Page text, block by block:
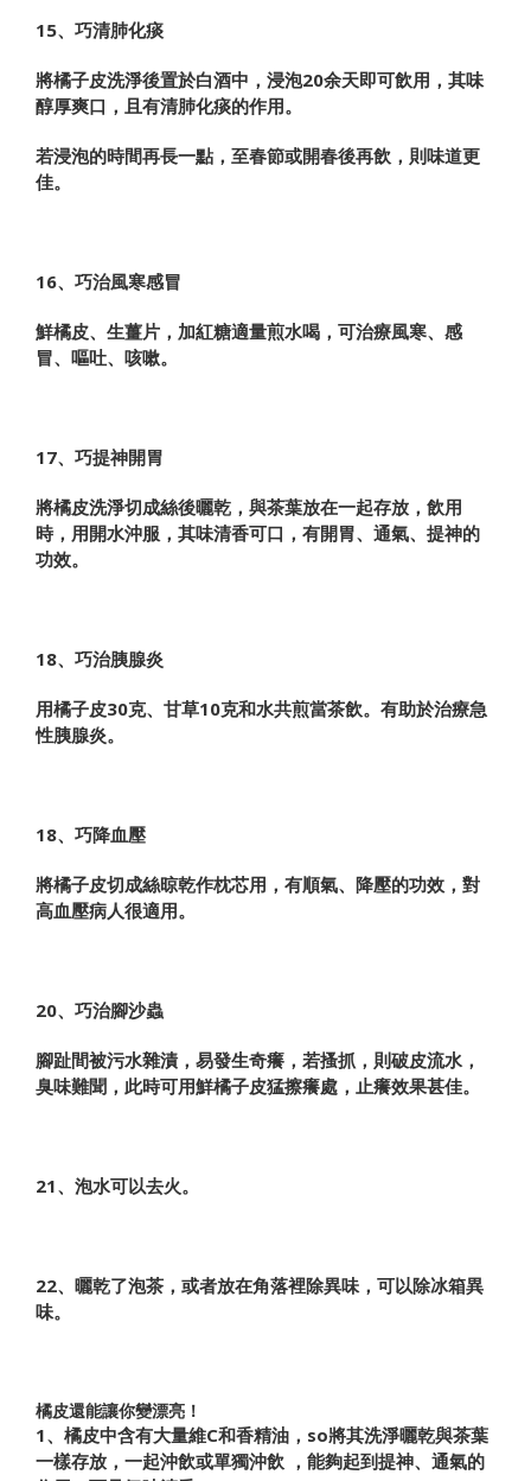
15、巧清肺化痰
將橘子皮洗淨後置於白酒中，浸泡20余天即可飲用，其味
醇厚爽口，且有清肺化痰的作用。
若浸泡的時間再長一點，至春節或開春後再飲，則味道更
佳。
16、巧治風寒感冒
鮮橘皮、生薑片，加紅糖適量煎水喝，可治療風寒、感
冒、嘔吐、咳嗽。
17、巧提神開胃
將橘皮洗淨切成絲後曬乾，與茶葉放在一起存放，飲用
時，用開水沖服，其味清香可口，有開胃、通氣、提神的
功效。
18、巧治胰腺炎
用橘子皮30克、甘草10克和水共煎當茶飲。有助於治療急
性胰腺炎。
18、巧降血壓
將橘子皮切成絲晾乾作枕芯用，有順氣、降壓的功效，對
高血壓病人很適用。
20、巧治腳沙蟲
腳趾間被污水雜漬，易發生奇癢，若搔抓，則破皮流水，
臭味難聞，此時可用鮮橘子皮猛擦癢處，止癢效果甚佳。
21、泡水可以去火。
22、曬乾了泡茶 ， 或者放在角落裡除異味，可以除冰箱異
味。
橘皮還能讓你變漂亮！
1、橘皮中含有大量維C和香精油，so將其洗淨曬乾與茶葉
一樣存放，一起沖飲或單獨沖飲 ​​，能夠起到提神、通氣的